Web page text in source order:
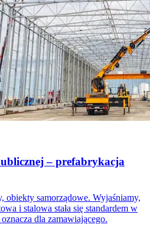
– prefabrykacja
obiekty samorządowe. Wyjaśniamy,
i stalowa stała się standardem w
dla zamawiającego.